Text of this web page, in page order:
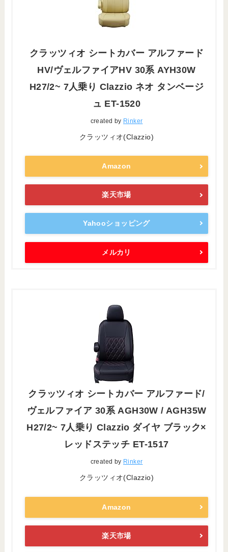
クラッツィオ シートカバー アルファード
HV/ヴェルファイアHV 30系 AYH30W
H27/2~ 7人乗り Clazzio ネオ タンベージ
ュ ET-1520
created by Rinker
クラッツィオ(Clazzio)
Amazon
楽天市場
Yahooショッピング
メルカリ
クラッツィオ シートカバー アルファード/
ヴェルファイア 30系 AGH30W / AGH35W
H27/2~ 7人乗り Clazzio ダイヤ ブラック×
レッドステッチ ET-1517
created by Rinker
クラッツィオ(Clazzio)
Amazon
楽天市場